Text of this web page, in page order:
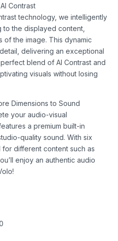
Contrast
technology, we intelligently
the displayed content,
of the image. This dynamic
delivering an exceptional
blend of AI Contrast and
visuals without losing
Dimensions to Sound
your audio-visual
a premium built-in
quality sound. With six
different content such as
enjoy an authentic audio